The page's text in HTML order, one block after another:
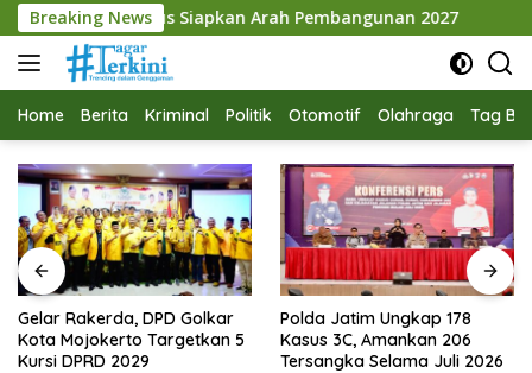
Langsung
ke
konten
Breaking News
Arah Pembangunan 2027 Gelar Rakerda, DPD
Home Berita Kriminal Politik Otomotif Olahraga Tag
Gelar Rakerda, DPD Golkar
Kota Mojokerto Targetkan 5
Kursi DPRD 2029
Polda Jatim Ungkap 178
Kasus 3C, Amankan 206
Tersangka Selama Juli 2026